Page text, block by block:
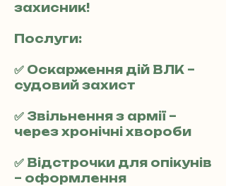
захисник!
Послуги:
✅ Оскарження дій ВЛК –
судовий захист
✅ Звільнення з армії –
через хронічні хвороби
✅ Відстрочки для опікунів
– оформлення